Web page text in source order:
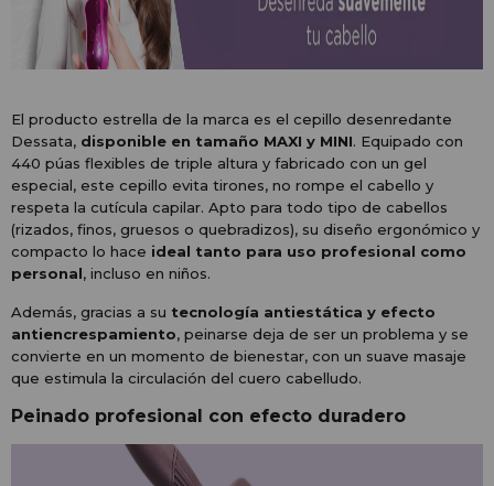
El producto estrella de la marca es el cepillo desenredante
Dessata, disponible en tamaño MAXI y MINI. Equipado con
440 púas flexibles de triple altura y fabricado con un gel
especial, este cepillo evita tirones, no rompe el cabello y
respeta la cutícula capilar. Apto para todo tipo de cabellos
(rizados, finos, gruesos o quebradizos), su diseño ergonómico y
compacto lo hace ideal tanto para uso profesional como
personal, incluso en niños.
Además, gracias a su tecnología antiestática y efecto
antiencrespamiento, peinarse deja de ser un problema y se
convierte en un momento de bienestar, con un suave masaje
que estimula la circulación del cuero cabelludo.
Peinado profesional con efecto duradero